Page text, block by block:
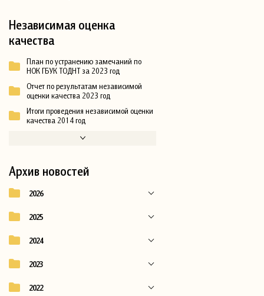
Независимая оценка
качества
План по устранению замечаний по
НОК ГБУК ТОДНТ за 2023 год
Отчет по результатам независимой
оценки качества 2023 год
Итоги проведения независимой оценки
качества 2014 год
Архив новостей
2026
2025
2024
2023
2022